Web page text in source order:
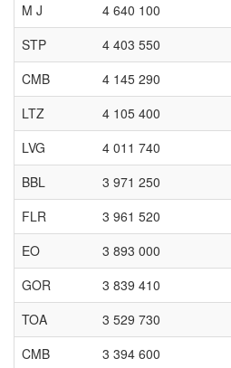
M J 4 640 100
STP 4 403 550
CMB 4 145 290
LTZ 4 105 400
LVG 4 011 740
BBL 3 971 250
FLR 3 961 520
EO 3 893 000
GOR 3 839 410
TOA 3 529 730
CMB 3 394 600